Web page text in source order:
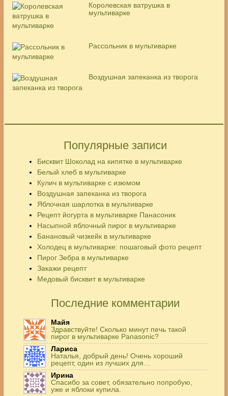
Королевская ватрушка в
мультиварке
Рассольник в мультиварке
Воздушная запеканка из творога
Популярные записи
Бисквит Шоколад на кипятке в мультиварке
Белый хлеб в мультиварке
Кулич в мультиварке с изюмом
Воздушная запеканка из творога
Яблочная шарлотка в мультиварке
Рецепт йогурта в мультиварке Панасоник
Насыпной яблочный пирог в мультиварке
Банановый чизкейк в мультиварке
Холодец в мультиварке: пошаговый фото рецепт
Пирог Зебра в мультиварке
Закажи рецепт
Медовый бисквит в мультиварке
Последние комментарии
Майя
Здравствуйте! Сколько минут печь такой
пирог в мультиварке Panasonic?
Лариса
Наталья, добрый день! Очень хороший
рецепт, один из лучших для…
Ирина
Спасибо за совет, обязательно попробую,
уже и яблоки купила.